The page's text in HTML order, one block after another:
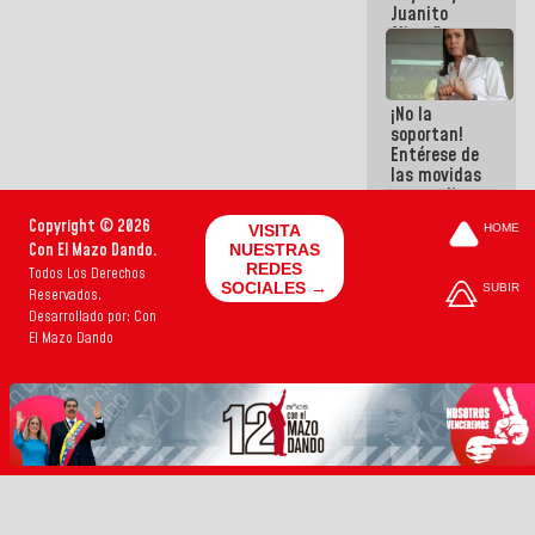
Juanito
Alimaña son
harina del
mismo
costal
¡No la
soportan!
Entérese de
las movidas
que realizan
cómplices
sacudírsela
Copyright © 2026
Con El Mazo Dando.
Todos Los Derechos
Reservados.
Desarrollado por: Con
El Mazo Dando
VISITA
NUESTRAS
REDES
SOCIALES →
HOME
SUBIR